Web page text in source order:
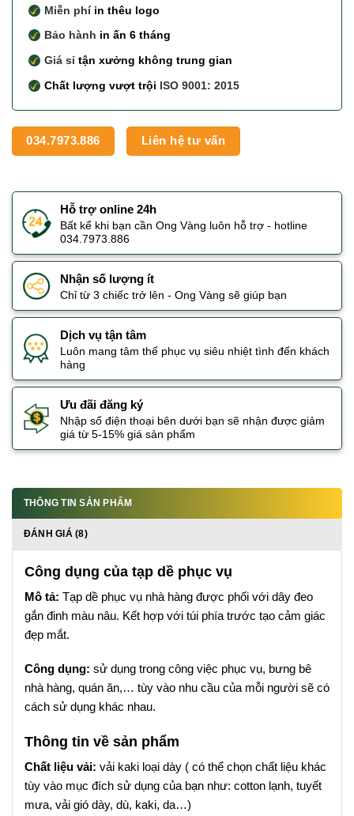
Miễn phíin thêu logo
Bảo hành in ấn 6 tháng
Giá sỉtận xưởng không trung gian
Chất lượng vượt trội ISO 9001: 2015
034.7973.886 Liên hệ tư vấn
Hỗ trợ online 24h
Bất kể khi bạn cần Ong Vàng luôn hỗ trợ - hotline
034.7973.886
Nhận số lượng ít
Chỉ từ 3 chiếc trở lên - Ong Vàng sẽ giúp bạn
Dịch vụ tận tâm
Luôn mang tâm thế phục vụ siêu nhiệt tình đến khách
hàng
Ưu đãi đăng ký
Nhập số điện thoại bên dưới bạn sẽ nhận được giảm
giá từ 5-15% giá sản phẩm
THÔNG TIN SẢN PHẨM
ĐÁNH GIÁ (8)
Công dụng của tạp dề phục vụ
Mô tả: Tạp dề phục vụ nhà hàng được phối với dây đeo
gắn đinh màu nâu. Kết hợp với túi phía trước tạo cảm giác
đẹp mắt.
Công dụng: sử dụng trong công việc phục vụ, bưng bê
nhà hàng, quán ăn,… tùy vào nhu cầu của mỗi người sẽ có
cách sử dụng khác nhau.
Thông tin về sản phẩm
Chất liệu vải: vải kaki loại dày ( có thể chọn chất liệu khác
tùy vào mục đích sử dụng của bạn như: cotton lạnh, tuyết
mưa, vải gió dày, dù, kaki, da…)